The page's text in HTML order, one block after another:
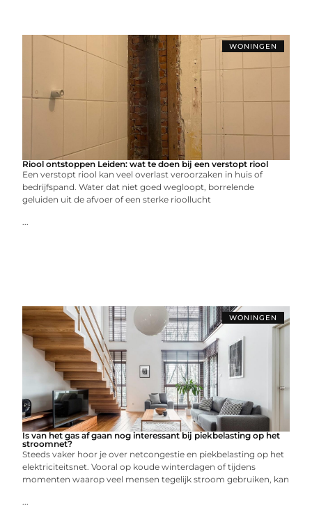
WONINGEN
Riool ontstoppen Leiden: wat te doen bij een verstopt riool
Een verstopt riool kan veel overlast veroorzaken in huis of
bedrijfspand. Water dat niet goed wegloopt, borrelende
geluiden uit de afvoer of een sterke rioollucht
...
WONINGEN
Is van het gas af gaan nog interessant bij piekbelasting op het
stroomnet?
Steeds vaker hoor je over netcongestie en piekbelasting op het
elektriciteitsnet. Vooral op koude winterdagen of tijdens
momenten waarop veel mensen tegelijk stroom gebruiken, kan
...